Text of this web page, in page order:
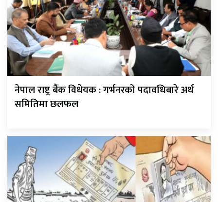
नेपाल राष्ट्र बैंक विधेयक : गर्भनरको पदावधिबारे अर्थ
समितिमा छलफल